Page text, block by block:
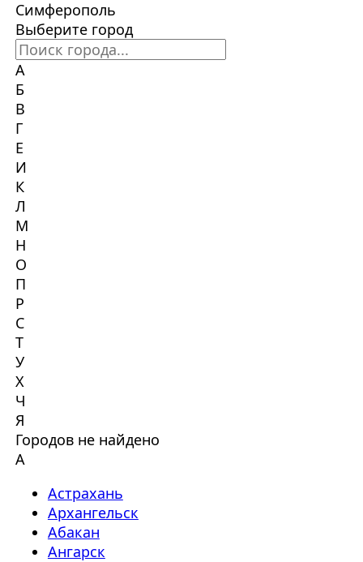
Симферополь
Выберите город
А
Б
В
Г
Е
И
К
Л
М
Н
О
П
Р
С
Т
У
Х
Ч
Я
Городов не найдено
А
Астрахань
Архангельск
Абакан
Ангарск